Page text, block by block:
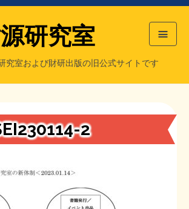
チラシ／旧・財源研究室
源研究室
究室および財研出版の旧公式サイトです
て
2